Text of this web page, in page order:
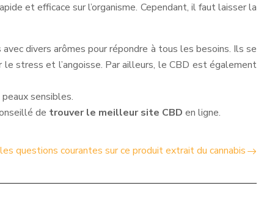
et efficace sur l’organisme. Cependant, il faut laisser la
divers arômes pour répondre à tous les besoins. Ils se
stress et l’angoisse. Par ailleurs, le CBD est également
sensibles.
de trouver le meilleur site CBD en ligne.
questions courantes sur ce produit extrait du cannabis